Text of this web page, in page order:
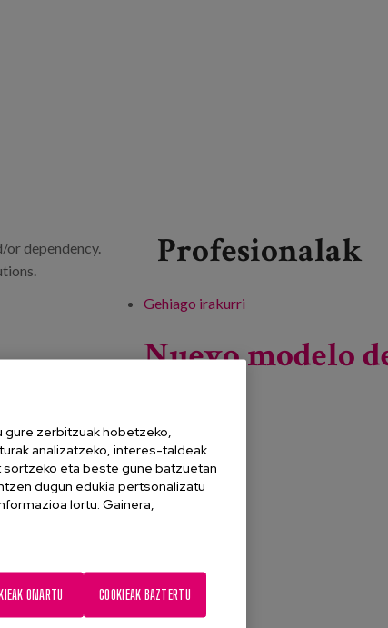
dependency.
Profesionalak
Gehiago irakurri
Nuevo modelo
zerbitzuak hobetzeko,
analizatzeko, interes-taldeak
eta beste gune batzuetan
dugun edukia pertsonalizatu
lortu. Gainera,
COOKIEAK BAZTERTU
ONARTU